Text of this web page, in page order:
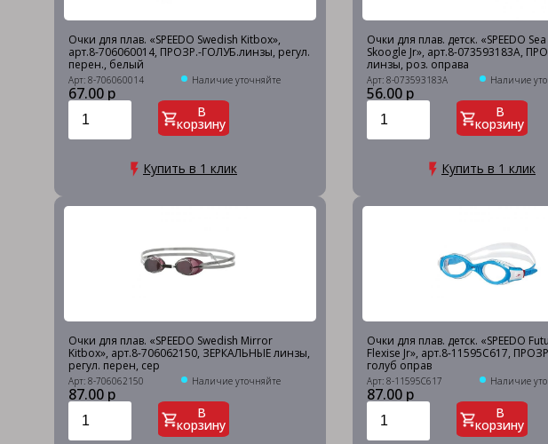
Очки для плав. «SPEEDO Swedish Kitbox»,
арт.8-706060014, ПРОЗР.-ГОЛУБ.линзы, регул.
перен., белый
Арт: 8-706060014 Наличие уточняйте
67.00 р
В
корзину
Купить в 1 клик
Очки для плав. детск. «SPEEDO
Skoogle Jr», арт.8-073593183A,
линзы, роз. оправа
Арт: 8-073593183A Наличие
56.00 р
В
корзину
Купить в 1 клик
Очки для плав. «SPEEDO Swedish Mirror
Kitbox», арт.8-706062150, ЗЕРКАЛЬНЫЕ линзы,
регул. перен, сер
Арт: 8-706062150 Наличие уточняйте
87.00 р
В
корзину
Очки для плав. детск. «SPEEDO
Flexise Jr», арт.8-11595C617,
голуб оправ
Арт: 8-11595C617 Наличие
87.00 р
В
корзину